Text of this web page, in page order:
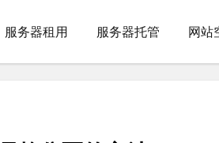
服务器租用 服务器托管 网站